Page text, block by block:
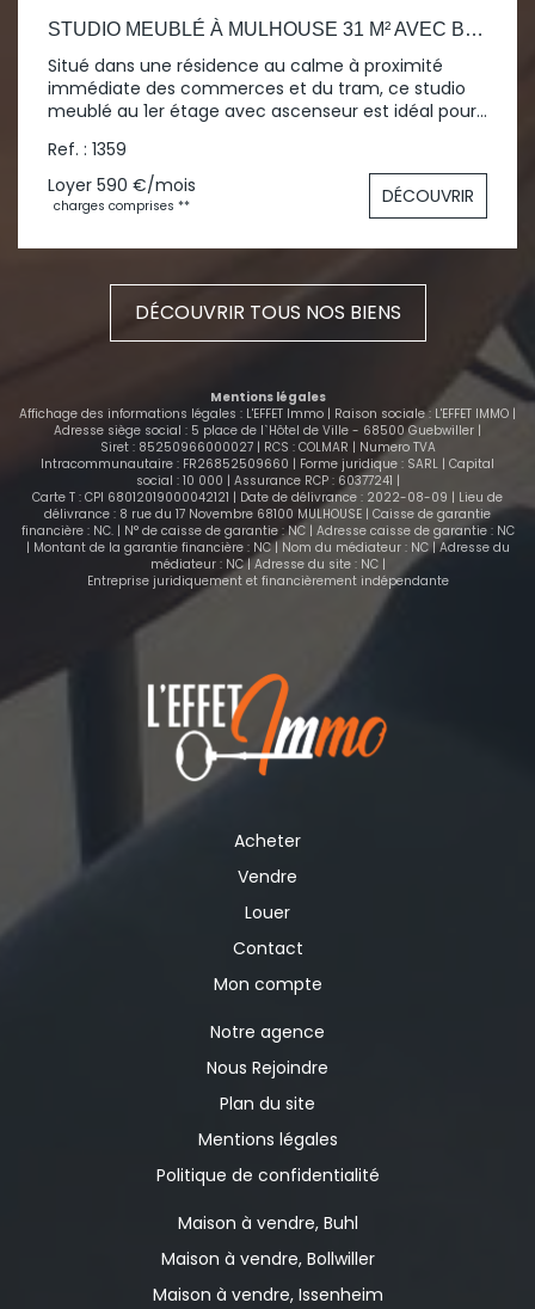
STUDIO MEUBLÉ À MULHOUSE 31 M² AVEC BALCON
Situé dans une résidence au calme à proximité
immédiate des commerces et du tram, ce studio
meublé au 1er étage avec ascenseur est idéal pour
d'une entrée, d'une salle d'eau avec WC, d'un coin
avec cuisine équipée, d'un séjour avec coin nuit et
le gros plus d'un balcon ! Les atouts
supplémentaires sont une cave privative et un
parking privé. L'appartement est disponible dès
charges qui comprennent l'eau + le chauffage +
l'électricité et entretien des parties communes,
entretien de l'ascenseur et des espaces verts.
Ref. : 1359
Loyer 590 €/mois
charges comprises ** DÉCOUVRIR
DÉCOUVRIR TOUS NOS BIENS
Mentions légales
Affichage des informations légales : L'EFFET Immo | Raison sociale : L'EFFET IMMO |
Adresse siège social : 5 place de l`Hôtel de Ville - 68500 Guebwiller |
Siret : 85250966000027 | RCS : COLMAR | Numero TVA
Intracommunautaire : FR26852509660 | Forme juridique : SARL | Capital
social : 10 000 | Assurance RCP : 60377241 |
Carte T : CPI 68012019000042121 | Date de délivrance : 2022-08-09 | Lieu de
délivrance : 8 rue du 17 Novembre 68100 MULHOUSE | Caisse de garantie
financière : NC. | N° de caisse de garantie : NC | Adresse caisse de garantie : NC
| Montant de la garantie financière : NC | Nom du médiateur : NC | Adresse du
médiateur : NC | Adresse du site : NC |
Entreprise juridiquement et financièrement indépendante
Acheter
Vendre
Louer
Contact
Mon compte
Notre agence
Nous Rejoindre
Plan du site
Mentions légales
Politique de confidentialité
Maison à vendre, Buhl
Maison à vendre, Bollwiller
Maison à vendre, Issenheim